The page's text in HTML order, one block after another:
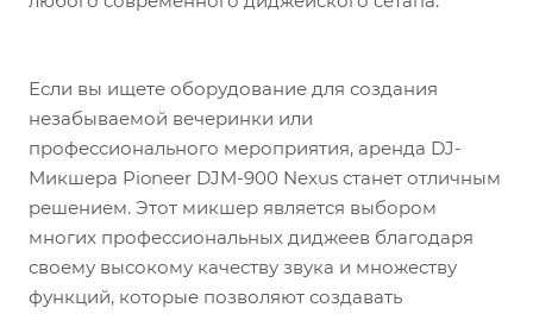
Если вы ищете оборудование для создания
незабываемой вечеринки или
профессионального мероприятия, аренда DJ-
Микшера Pioneer DJM-900 Nexus станет отличным
решением. Этот микшер является выбором
многих профессиональных диджеев благодаря
своему высокому качеству звука и множеству
функций, которые позволяют создавать